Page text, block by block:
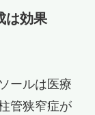
は効果
ールは医療
管狭窄症が